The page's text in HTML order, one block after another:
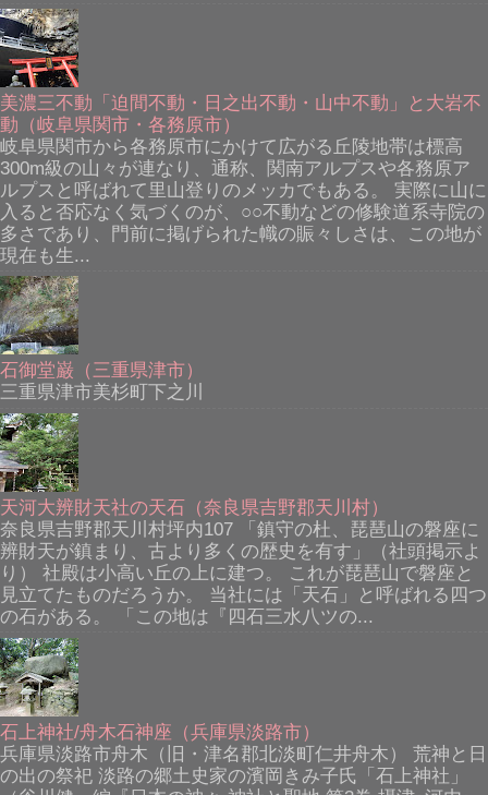
美濃三不動「迫間不動・日之出不動・山中不動」と大岩不
動（岐阜県関市・各務原市）
岐阜県関市から各務原市にかけて広がる丘陵地帯は標高
300m級の山々が連なり、通称、関南アルプスや各務原ア
ルプスと呼ばれて里山登りのメッカでもある。 実際に山に
入ると否応なく気づくのが、○○不動などの修験道系寺院の
多さであり、門前に掲げられた幟の賑々しさは、この地が
現在も生...
石御堂巌（三重県津市）
三重県津市美杉町下之川
天河大辨財天社の天石（奈良県吉野郡天川村）
奈良県吉野郡天川村坪内107 「鎮守の杜、琵琶山の磐座に
辨財天が鎮まり、古より多くの歴史を有す」（社頭掲示よ
り） 社殿は小高い丘の上に建つ。 これが琵琶山で磐座と
見立てたものだろうか。 当社には「天石」と呼ばれる四つ
の石がある。 「この地は『四石三水八ツの...
石上神社/舟木石神座（兵庫県淡路市）
兵庫県淡路市舟木（旧・津名郡北淡町仁井舟木） 荒神と日
の出の祭祀 淡路の郷土史家の濱岡きみ子氏「石上神社」